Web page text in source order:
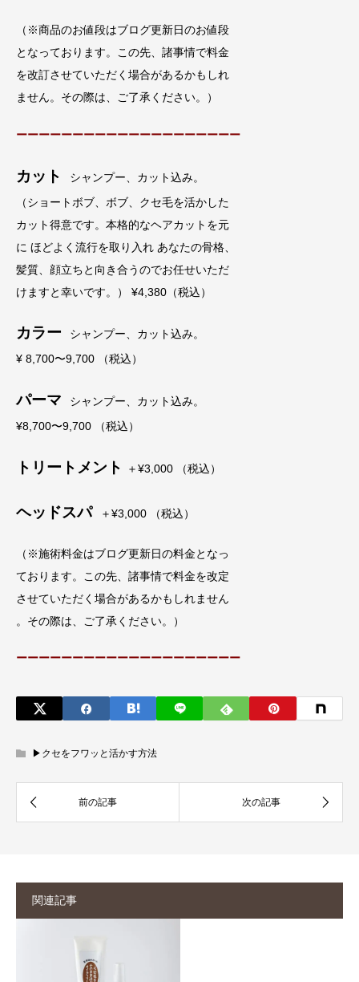
（※商品のお値段はブログ更新日のお値段
となっております。この先、諸事情で料金
を改訂させていただく場合があるかもしれ
ません。その際は、ご了承ください。）
ーーーーーーーーーーーーーーーーーーーー
カット
シャンプー、カット込み。
（ショートボブ、ボブ、クセ毛を活かした
カット得意です。本格的なヘアカットを元
に ほどよく流行を取り入れ あなたの骨格、
髪質、顔立ちと向き合うのでお任せいただ
けますと幸いです。） ¥4,380（税込）
カラー
シャンプー、カット込み。
¥ 8,700〜9,700 （税込）
パーマ
シャンプー、カット込み。
¥8,700〜9,700 （税込）
トリートメント ＋¥3,000 （税込）
ヘッドスパ ＋¥3,000 （税込）
（※施術料金はブログ更新日の料金となっ
ております。この先、諸事情で料金を改定
させていただく場合があるかもしれません
。その際は、ご了承ください。）
ーーーーーーーーーーーーーーーーーーーー
▶︎クセをフワッと活かす方法
関連記事